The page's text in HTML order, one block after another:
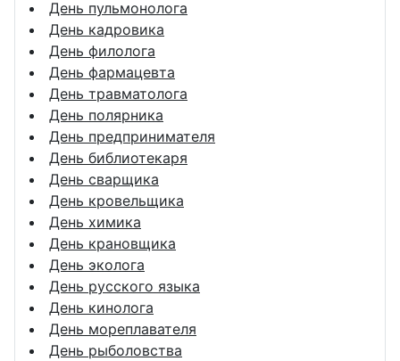
День пульмонолога
День кадровика
День филолога
День фармацевта
День травматолога
День полярника
День предпринимателя
День библиотекаря
День сварщика
День кровельщика
День химика
День крановщика
День эколога
День русского языка
День кинолога
День мореплавателя
День рыболовства